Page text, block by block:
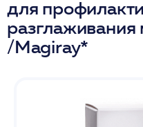
для
/Magiray*